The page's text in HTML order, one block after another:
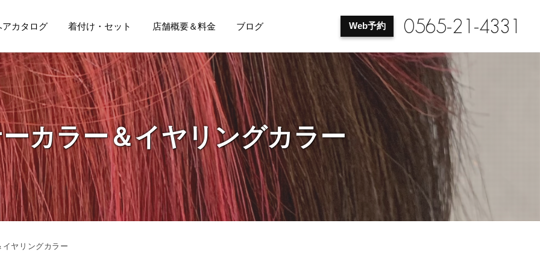
アカタログ 着付け・セット 店舗概要＆料金 ブログ Web予約 0565-21-4331
カラー＆イヤリングカラー
ヤリングカラー